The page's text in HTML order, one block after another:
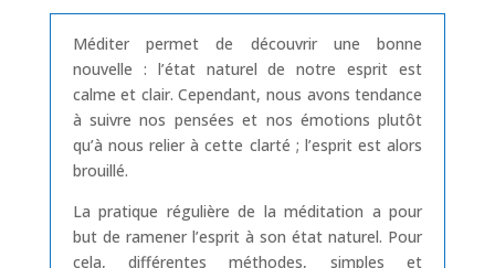
Méditer permet de découvrir une bonne
nouvelle : l’état naturel de notre esprit est
calme et clair. Cependant, nous avons tendance
à suivre nos pensées et nos émotions plutôt
qu’à nous relier à cette clarté ; l’esprit est alors
brouillé.
La pratique régulière de la méditation a pour
but de ramener l’esprit à son état naturel. Pour
cela, différentes méthodes, simples et